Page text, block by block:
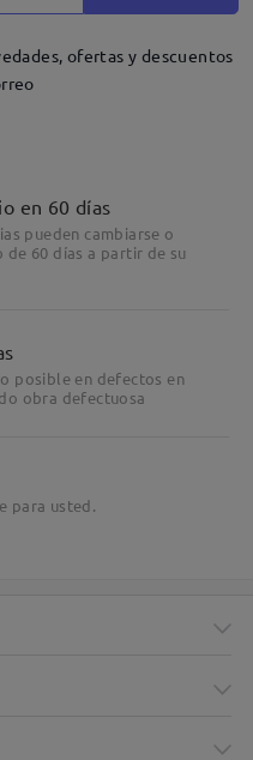
ofertas y descuentos
en 60 días
pueden cambiarse o
60 días a partir de su
posible en defectos en
obra defectuosa
para usted.